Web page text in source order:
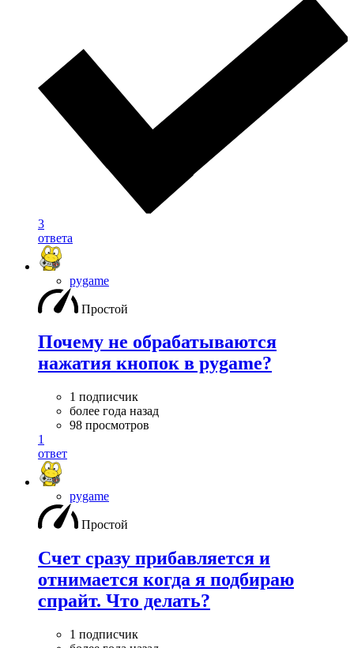
3
ответа
pygame
Простой
Почему не обрабатываются
нажатия кнопок в pygame?
1 подписчик
более года назад
98 просмотров
1
ответ
pygame
Простой
Счет сразу прибавляется и
отнимается когда я подбираю
спрайт. Что делать?
1 подписчик